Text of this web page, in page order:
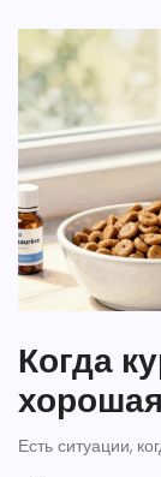
Когда
Есть ситуации,